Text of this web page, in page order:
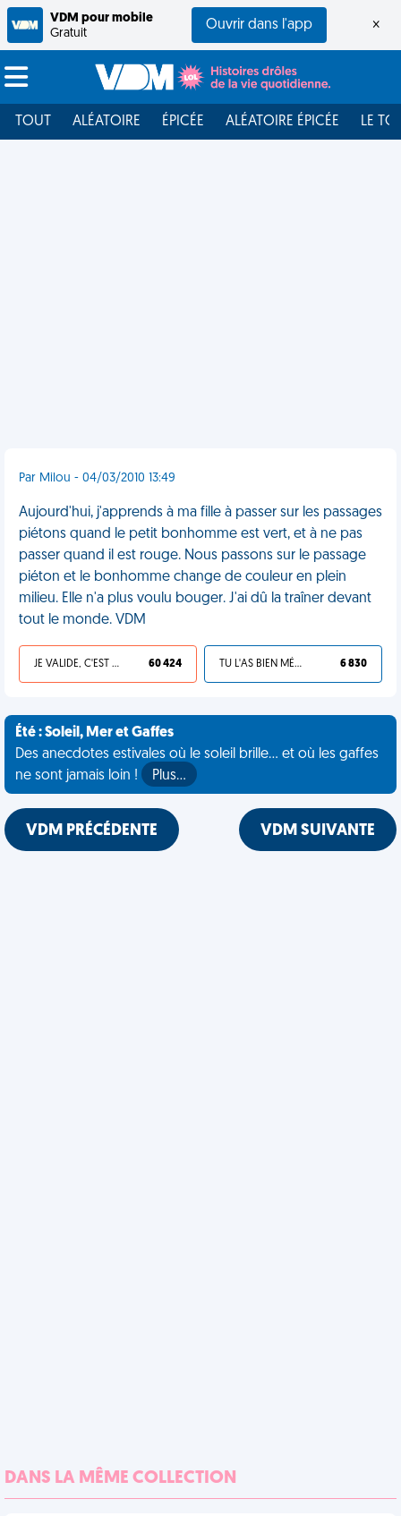
VDM pour mobile
Gratuit
Ouvrir dans l'app ×
TOUT ALÉATOIRE ÉPICÉE ALÉATOIRE ÉPICÉE LE
Par Milou - 04/03/2010 13:49
Aujourd'hui, j'apprends à ma fille à passer sur les passages
piétons quand le petit bonhomme est vert, et à ne pas
passer quand il est rouge. Nous passons sur le passage
piéton et le bonhomme change de couleur en plein
milieu. Elle n'a plus voulu bouger. J'ai dû la traîner devant
tout le monde. VDM
JE VALIDE, C'EST UNE VDM 60 424 TU L'AS BIEN MÉRITÉ 6 830
Été : Soleil, Mer et Gaffes
Des anecdotes estivales où le soleil brille... et où les gaffes
ne sont jamais loin !
Plus…
VDM PRÉCÉDENTE VDM SUIVANTE
DANS LA MÊME COLLECTION